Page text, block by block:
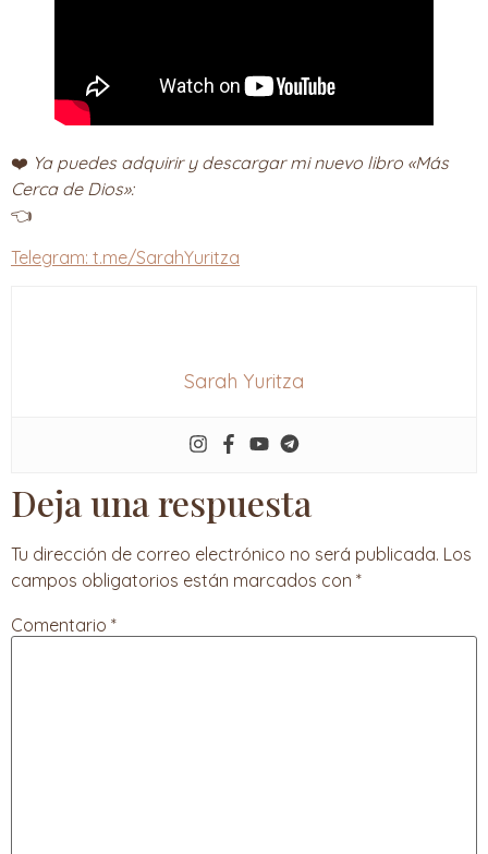
❤️ Ya puedes adquirir y descargar mi nuevo libro «Más
Cerca de Dios»:
👈
Telegram: t.me/SarahYuritza
Sarah Yuritza
Deja una respuesta
Tu dirección de correo electrónico no será publicada. Los
campos obligatorios están marcados con *
Comentario *